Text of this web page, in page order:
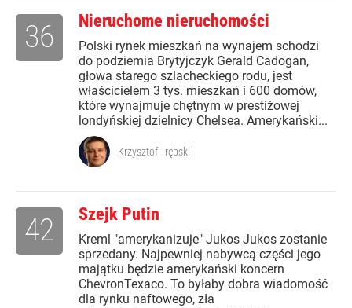
Nieruchome nieruchomości
Polski rynek mieszkań na wynajem schodzi
do podziemia Brytyjczyk Gerald Cadogan,
głowa starego szlacheckiego rodu, jest
właścicielem 3 tys. mieszkań i 600 domów,
które wynajmuje chętnym w prestiżowej
londyńskiej dzielnicy Chelsea. Amerykański...
36
Krzysztof Trębski
Szejk Putin
Kreml "amerykanizuje" Jukos Jukos zostanie
sprzedany. Najpewniej nabywcą części jego
majątku będzie amerykański koncern
ChevronTexaco. To byłaby dobra wiadomość
dla rynku naftowego, zła
42